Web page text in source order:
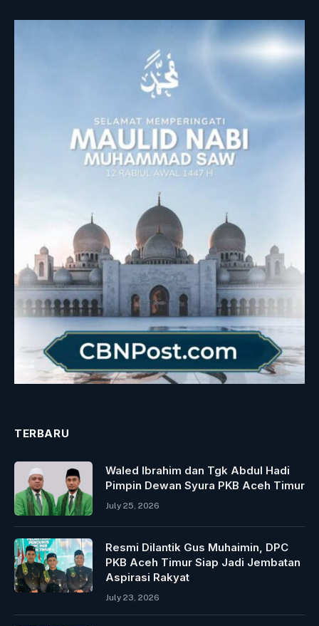
TERBARU
Waled Ibrahim dan Tgk Abdul Hadi
Pimpin Dewan Syura PKB Aceh Timur
July 25, 2026
Resmi Dilantik Gus Muhaimin, DPC
PKB Aceh Timur Siap Jadi Jembatan
Aspirasi Rakyat
July 23, 2026